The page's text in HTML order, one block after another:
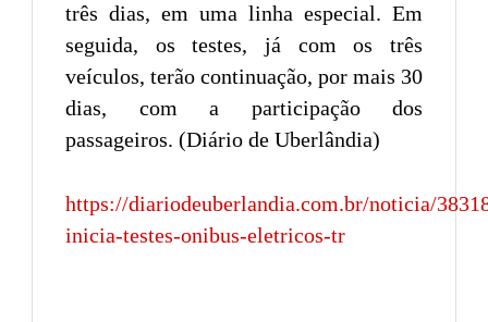
três dias, em uma linha especial. Em
seguida, os testes, já com os três
veículos, terão continuação, por mais 30
dias, com a participação dos
passageiros. (Diário de Uberlândia)
https://diariodeuberlandia.com.br/noticia/
inicia-testes-onibus-eletricos-tr